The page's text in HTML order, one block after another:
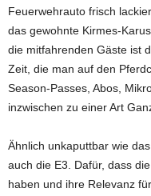
Feuerwehrauto frisch
das gewohnte Kirmes-
die mitfahrenden Gäste ist
Zeit, die man auf den
Season-Passes, Abos,
inzwischen zu einer Art
Ähnlich unkaputtbar wie
auch die E3. Dafür, dass
haben und ihre Relevanz